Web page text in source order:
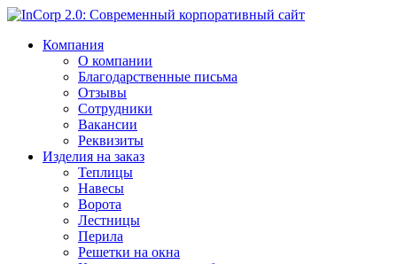
Компания
О компании
Благодарственные письма
Отзывы
Сотрудники
Вакансии
Реквизиты
Изделия на заказ
Теплицы
Навесы
Ворота
Лестницы
Перила
Решетки на окна